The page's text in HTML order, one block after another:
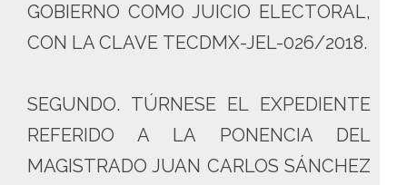
GOBIERNO COMO JUICIO ELECTORAL,
CON LA CLAVE TECDMX-JEL-026/2018.
SEGUNDO. TÚRNESE EL EXPEDIENTE
REFERIDO A LA PONENCIA DEL
MAGISTRADO JUAN CARLOS SÁNCHEZ